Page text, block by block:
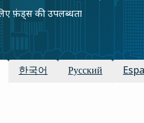
फ़ंड्स की उपलब्धता
한국어 Русский